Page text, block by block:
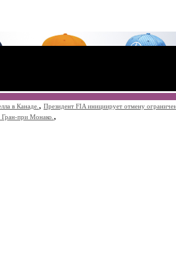
в Канаде. , Президент FIA инициирует отмену
при Монако. ,